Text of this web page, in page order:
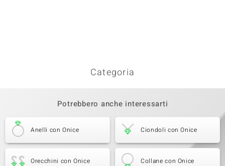
Categoria
Potrebbero anche interessarti
Anelli con Onice Ciondoli con Onice
Orecchini con Onice Collane con Onice